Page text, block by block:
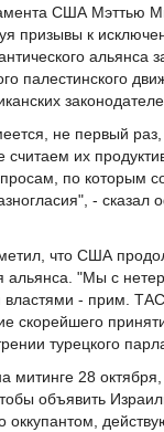
США Мэттью
призывы к
альянса
палестинского
не первый
считаем их
по которым
- сказал
что США
альянса. "Мы с
властями - прим.
скорейшего
турецкого
митинге 28
объявить
оккупантом,